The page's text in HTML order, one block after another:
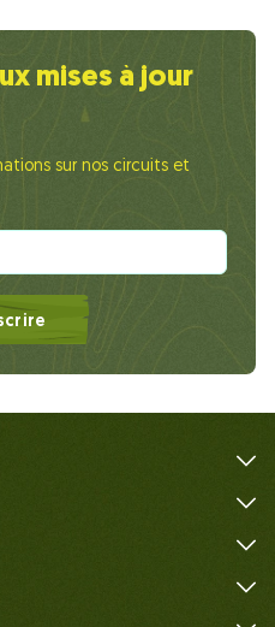
mises à jour
sur nos circuits et